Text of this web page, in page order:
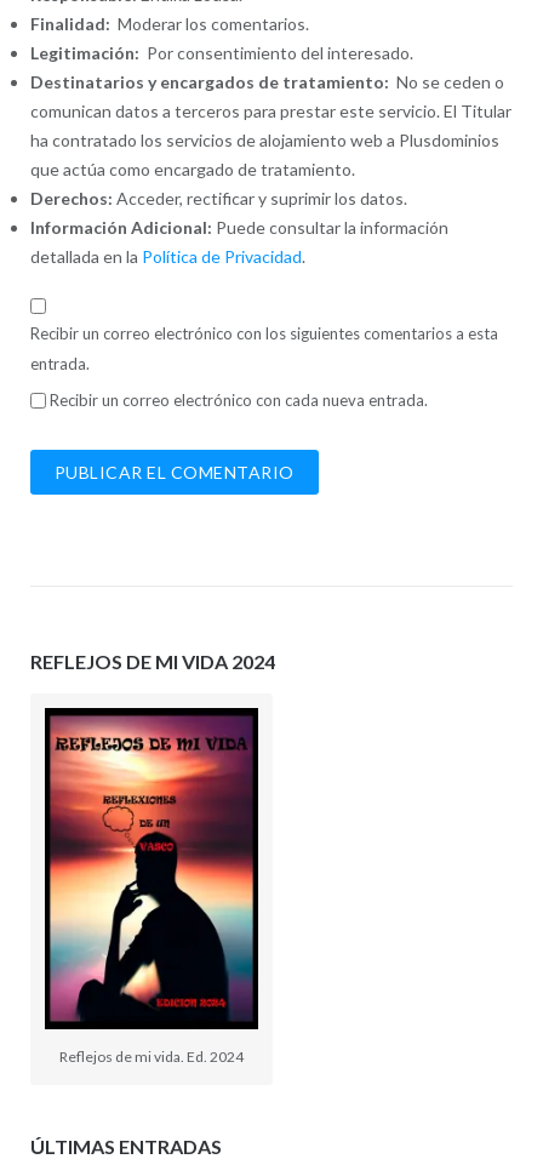
Finalidad: Moderar los comentarios.
Legitimación: Por consentimiento del interesado.
Destinatarios y encargados de tratamiento: No se ceden o
comunican datos a terceros para prestar este servicio. El Titular
ha contratado los servicios de alojamiento web a Plusdominios
que actúa como encargado de tratamiento.
Derechos: Acceder, rectificar y suprimir los datos.
Información Adicional: Puede consultar la información
detallada en la Política de Privacidad.
Recibir un correo electrónico con los siguientes comentarios a esta
entrada.
Recibir un correo electrónico con cada nueva entrada.
REFLEJOS DE MI VIDA 2024
Reflejos de mi vida. Ed. 2024
ÚLTIMAS ENTRADAS